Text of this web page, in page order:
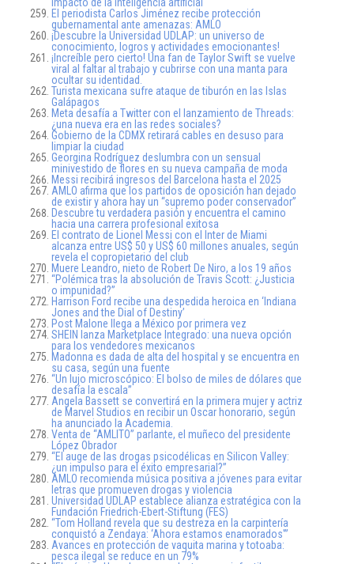
El periodista Carlos Jiménez recibe protección
gubernamental ante amenazas: AMLO
¡Descubre la Universidad UDLAP: un universo de
conocimiento, logros y actividades emocionantes!
¡Increíble pero cierto! Una fan de Taylor Swift se vuelve
viral al faltar al trabajo y cubrirse con una manta para
ocultar su identidad.
Turista mexicana sufre ataque de tiburón en las Islas
Galápagos
Meta desafía a Twitter con el lanzamiento de Threads:
¿una nueva era en las redes sociales?
Gobierno de la CDMX retirará cables en desuso para
limpiar la ciudad
Georgina Rodríguez deslumbra con un sensual
minivestido de flores en su nueva campaña de moda
Messi recibirá ingresos del Barcelona hasta el 2025
AMLO afirma que los partidos de oposición han dejado
de existir y ahora hay un “supremo poder conservador”
Descubre tu verdadera pasión y encuentra el camino
hacia una carrera profesional exitosa
El contrato de Lionel Messi con el Inter de Miami
alcanza entre US$ 50 y US$ 60 millones anuales, según
revela el copropietario del club
Muere Leandro, nieto de Robert De Niro, a los 19 años
“Polémica tras la absolución de Travis Scott: ¿Justicia
o impunidad?”
Harrison Ford recibe una despedida heroica en ‘Indiana
Jones and the Dial of Destiny’
Post Malone llega a México por primera vez
SHEIN lanza Marketplace Integrado: una nueva opción
para los vendedores mexicanos
Madonna es dada de alta del hospital y se encuentra en
su casa, según una fuente
“Un lujo microscópico: El bolso de miles de dólares que
desafía la escala”
Angela Bassett se convertirá en la primera mujer y actriz
de Marvel Studios en recibir un Oscar honorario, según
ha anunciado la Academia.
Venta de “AMLITO” parlante, el muñeco del presidente
López Obrador
“El auge de las drogas psicodélicas en Silicon Valley:
¿un impulso para el éxito empresarial?”
AMLO recomienda música positiva a jóvenes para evitar
letras que promueven drogas y violencia
Universidad UDLAP establece alianza estratégica con la
Fundación Friedrich-Ebert-Stiftung (FES)
“Tom Holland revela que su destreza en la carpintería
conquistó a Zendaya: ‘Ahora estamos enamorados'”
Avances en protección de vaquita marina y totoaba:
pesca ilegal se reduce en un 79%